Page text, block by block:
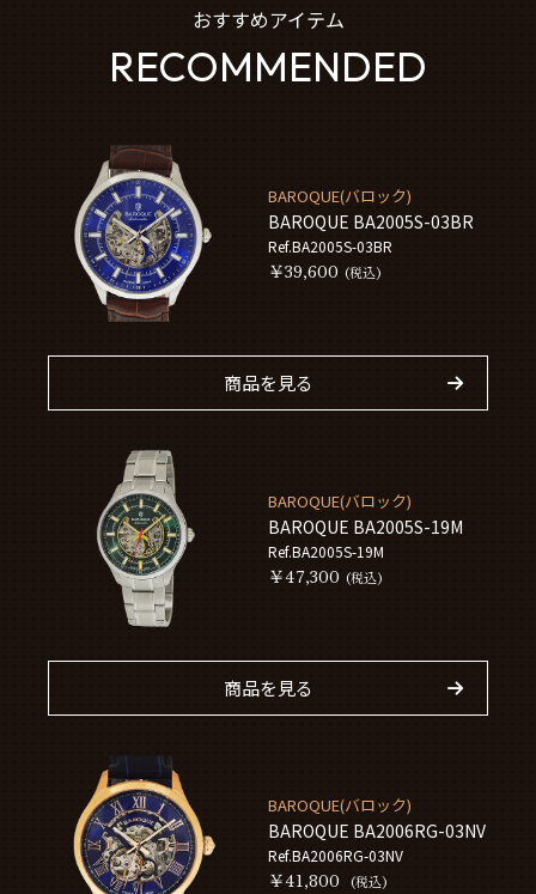
おすすめアイテム
RECOMMENDED
BAROQUE(バロック)
BAROQUE BA2005S-03BR
Ref.BA2005S-03BR
￥39,600 (税込)
商品を見る
BAROQUE(バロック)
BAROQUE BA2005S-19M
Ref.BA2005S-19M
￥47,300 (税込)
商品を見る
BAROQUE(バロック)
BAROQUE BA2006RG-03NV
Ref.BA2006RG-03NV
￥41,800 (税込)